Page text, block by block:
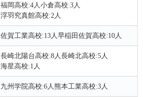
福岡高校:4人小倉高校:3人
浮羽究真館高校:2人
佐賀工業高校:13人早稲田佐賀高校:10人
長崎北陽台高校:8人長崎北高校:5人
海星高校:1人
九州学院高校:6人熊本工業高校:3人